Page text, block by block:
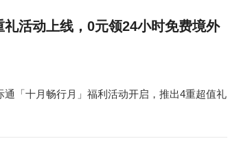
活动上线，0元领24小时免费境外
「十月畅行月」福利活动开启，推出4重超值礼